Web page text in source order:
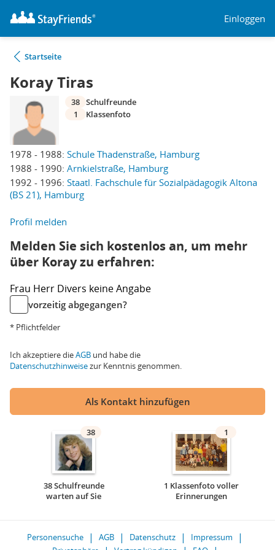
Einloggen
Startseite
Koray Tiras
1978 - 1988: Schule Thadenstraße, Hamburg
1988 - 1990: Arnkielstraße, Hamburg
1992 - 1996: Staatl. Fachschule für Sozialpädagogik Altona
(BS 21), Hamburg
38 Schulfreunde
1
Klassenfoto
Profil melden
Melden Sie sich kostenlos an, um mehr
über Koray zu erfahren:
Frau Herr Divers keine Angabe
vorzeitig abgegangen?
* Pflichtfelder
Ich akzeptiere dieAGB und habe die
Datenschutzhinweisezur Kenntnis genommen.
Als Kontakt hinzufügen
38
38 Schulfreunde
warten auf Sie
1
1 Klassenfoto voller
Erinnerungen
Personensuche AGB Datenschutz
Impressum